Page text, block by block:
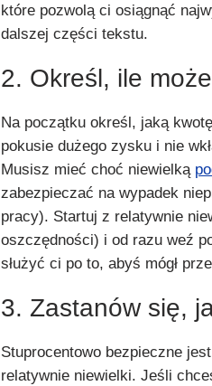
które pozwolą ci osiągnąć
dalszej części tekstu.
2. Określ, ile
Na początku określ, jaką
pokusie dużego zysku i nie
Musisz mieć choć niewielką
zabezpieczać na wypadek
pracy). Startuj z relatywnie
oszczędności) i od razu weź
służyć ci po to, abyś mógł
3. Zastanów się,
Stuprocentowo bezpieczne
relatywnie niewielki. Jeśli